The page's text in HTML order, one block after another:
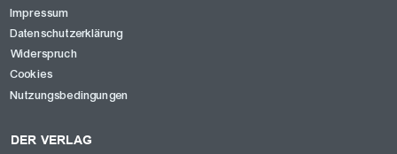
Impressum
Datenschutzerklärung
Widerspruch
Cookies
Nutzungsbedingungen
DER VERLAG